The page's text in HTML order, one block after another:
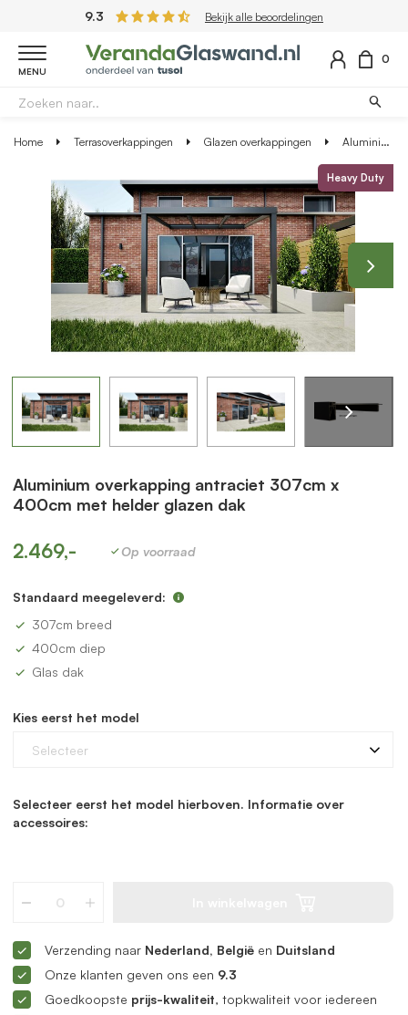
9.3 Bekijk alle beoordelingen
MENU
0
Home Terrasoverkappingen Glazen overkappingen Aluminium overkapping antraciet 307cm x 400cm met helder glazen dak
Heavy Duty
Aluminium overkapping antraciet 307cm x
400cm met helder glazen dak
2.469,- Op voorraad
Standaard meegeleverd:
307cm breed
400cm diep
Glas dak
Kies eerst het model
Selecteer
Selecteer eerst het model hierboven. Informatie over
accessoires:
Verzending naar Nederland, België en Duitsland
Onze klanten geven ons een 9.3
Goedkoopste prijs-kwaliteit, topkwaliteit voor iedereen